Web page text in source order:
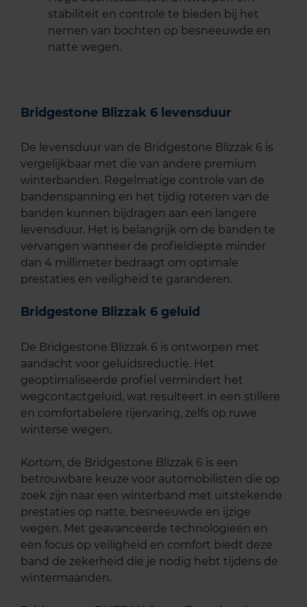
stabiliteit en controle te bieden bij het
nemen van bochten op besneeuwde en
natte wegen.
Bridgestone Blizzak 6 levensduur
De levensduur van de Bridgestone Blizzak 6 is
vergelijkbaar met die van andere premium
winterbanden. Regelmatige controle van de
bandenspanning en het tijdig roteren van de
banden kunnen bijdragen aan een langere
levensduur. Het is belangrijk om de banden te
vervangen wanneer de profieldiepte minder
dan 4 millimeter bedraagt om optimale
prestaties en veiligheid te garanderen.
Bridgestone Blizzak 6 geluid
De Bridgestone Blizzak 6 is ontworpen met
aandacht voor geluidsreductie. Het
geoptimaliseerde profiel vermindert het
wegcontactgeluid, wat resulteert in een stillere
en comfortabelere rijervaring, zelfs op ruwe
winterse wegen.
Kortom, de Bridgestone Blizzak 6 is een
betrouwbare keuze voor automobilisten die op
zoek zijn naar een winterband met uitstekende
prestaties op natte, besneeuwde en ijzige
wegen. Met geavanceerde technologieën en
een focus op veiligheid en comfort biedt deze
band de zekerheid die je nodig hebt tijdens de
wintermaanden.